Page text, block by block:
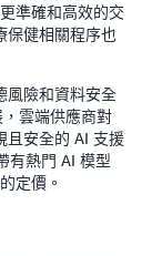
準確和高效的交
保健相關程序也
風險和資料安全
雲端供應商對
且安全的 AI 支援
有熱門 AI 模型
定價。